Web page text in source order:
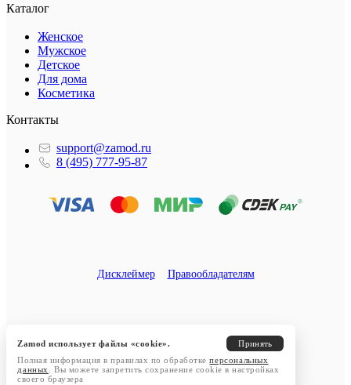
Каталог
Женское
Мужское
Детское
Для дома
Косметика
Контакты
support@zamod.ru
8 (495) 777-95-87
Дисклеймер Правообладателям
Zamod использует файлы «cookie».
Принять
Полная информация в правилах по обработкеперсональных
данных
. Вы можете запретить сохранение cookie в настройках
своего браузера